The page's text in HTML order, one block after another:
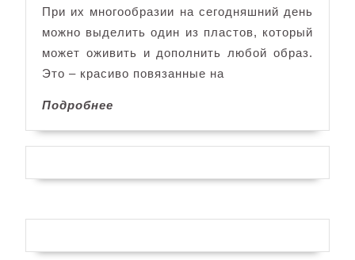
При их многообразии на сегодняшний день
можно выделить один из пластов, который
может оживить и дополнить любой образ.
Это – красиво повязанные на
Подробнее